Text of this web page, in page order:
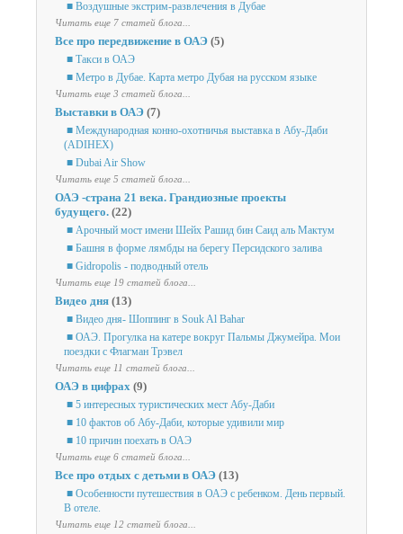
■ Воздушные экстрим-развлечения в Дубае
Читать еще 7 статей блога...
Все про передвижение в ОАЭ (5)
■ Такси в ОАЭ
■ Метро в Дубае. Карта метро Дубая на русском языке
Читать еще 3 статей блога...
Выставки в ОАЭ (7)
■ Международная конно-охотничья выставка в Абу-Даби
(ADIHEX)
■ Dubai Air Show
Читать еще 5 статей блога...
ОАЭ -страна 21 века. Грандиозные проекты
будущего. (22)
■ Арочный мост имени Шейх Рашид бин Саид аль Мактум
■ Башня в форме лямбды на берегу Персидского залива
■ Gidropolis - подводный отель
Читать еще 19 статей блога...
Видео дня (13)
■ Видео дня- Шоппинг в Souk Al Bahar
■ ОАЭ. Прогулка на катере вокруг Пальмы Джумейра. Мои
поездки с Флагман Трэвел
Читать еще 11 статей блога...
ОАЭ в цифрах (9)
■ 5 интересных туристических мест Абу-Даби
■ 10 фактов об Абу-Даби, которые удивили мир
■ 10 причин поехать в ОАЭ
Читать еще 6 статей блога...
Все про отдых с детьми в ОАЭ (13)
■ Особенности путешествия в ОАЭ с ребенком. День первый.
В отеле.
Читать еще 12 статей блога...